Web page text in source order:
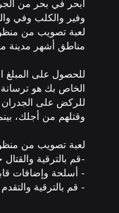
لعبة تصويب من
للحصول على المبلغ
الخاص بك هو
للركض على
- قم بالترقية